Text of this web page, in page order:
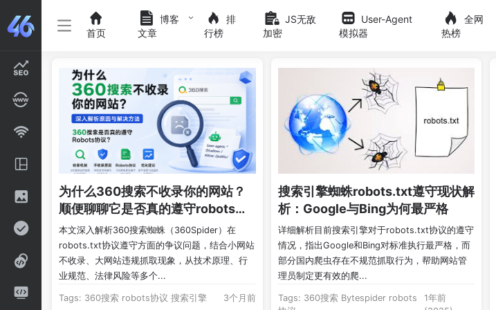
首页
博客
文章
排
行榜
JS无敌
加密
User-Agent
模拟器
全网
热榜
为什么360搜索不收录你的网站？
顺便聊聊它是否真的遵守robots协
议
本文深入解析360搜索蜘蛛（360Spider）在
robots.txt协议遵守方面的争议问题，结合小网站
不收录、大网站违规抓取现象，从技术原理、行
业规范、法律风险等多个...
Tags: 360搜索 robots协议 搜索引擎 3个月前
搜索引擎蜘蛛robots.txt遵守现状解
析：Google与Bing为何最严格
详细解析目前搜索引擎对于robots.txt协议的遵守
情况，指出Google和Bing对标准执行最严格，而
部分国内爬虫存在不规范抓取行为，帮助网站管
理员制定更有效的爬...
Tags: 360搜索 Bytespider robots
1年前